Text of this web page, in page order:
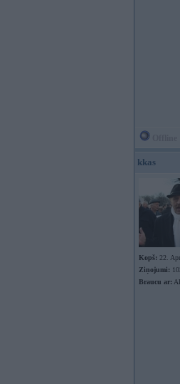
kkas
Kopš: 22.
Ziņojumi:
Braucu ar: